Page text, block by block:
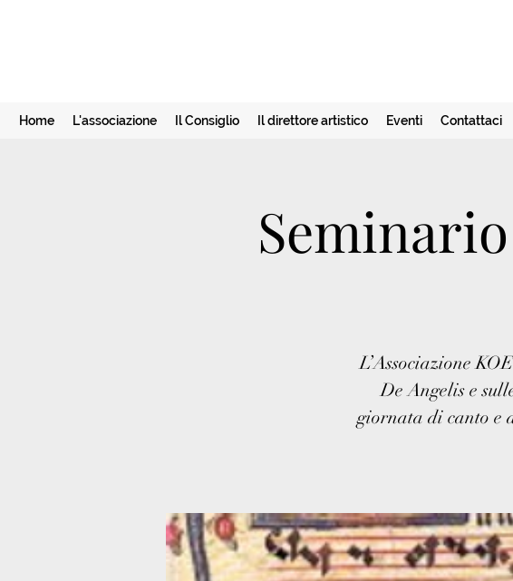
Home L'associazione Il Consiglio Il direttore artistico Eventi Contattaci
L’Associazione
De Angelis e
giornata di canto e